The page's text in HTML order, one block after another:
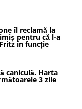
îl reclamă la
pentru că l-a
în funcție
caniculă. Harta
3 zile